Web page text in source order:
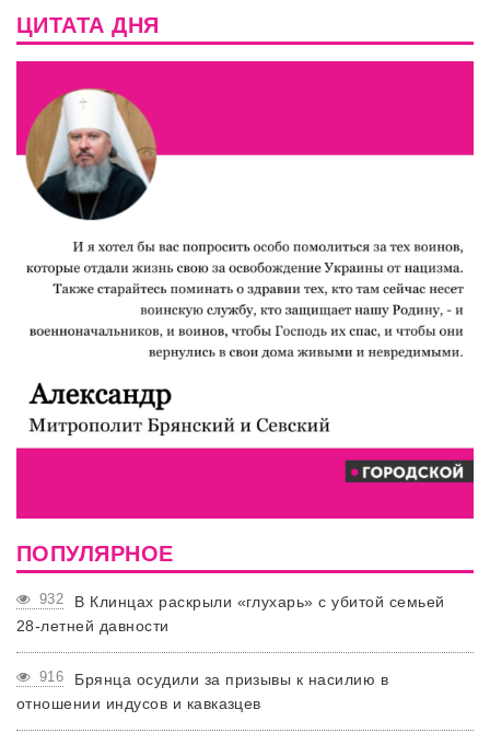
ЦИТАТА ДНЯ
ПОПУЛЯРНОЕ
932
В Клинцах раскрыли «глухарь» с убитой семьей
28-летней давности
916
Брянца осудили за призывы к насилию в
отношении индусов и кавказцев